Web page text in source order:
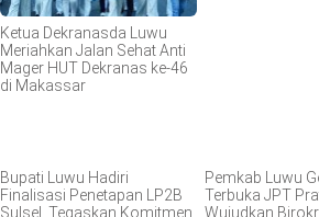
Ketua Dekranasda Luwu
Meriahkan Jalan Sehat Anti
Mager HUT Dekranas ke-46
di Makassar
Bupati Luwu Hadiri
Finalisasi Penetapan LP2B
Sulsel, Tegaskan Komitmen
Pemkab Luwu
Terbuka JPT
Wujudkan